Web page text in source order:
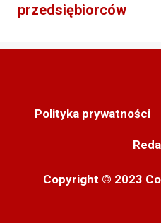
przedsiębiorców
Polityka prywatności
Copyright © 2023